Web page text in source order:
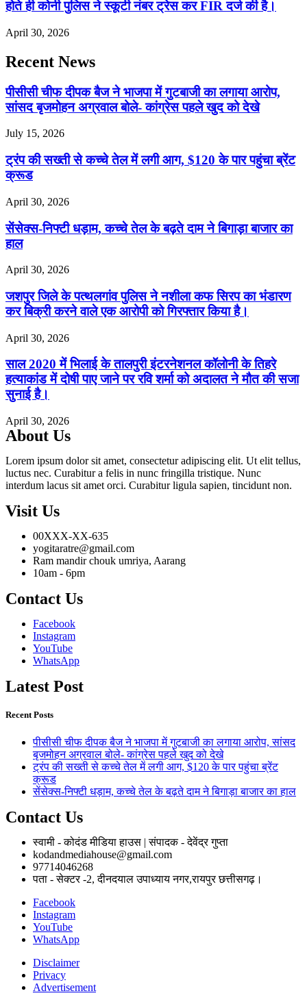
होते ही कोनी पुलिस ने स्कूटी नंबर ट्रेस कर FIR दर्ज की है।
April 30, 2026
Recent News
पीसीसी चीफ दीपक बैज ने भाजपा में गुटबाजी का लगाया आरोप,
सांसद बृजमोहन अग्रवाल बोले- कांग्रेस पहले खुद को देखे
July 15, 2026
ट्रंप की सख्ती से कच्चे तेल में लगी आग, $120 के पार पहुंचा ब्रेंट
क्रूड
April 30, 2026
सेंसेक्स-निफ्टी धड़ाम, कच्चे तेल के बढ़ते दाम ने बिगाड़ा बाजार का
हाल
April 30, 2026
जशपुर जिले के पत्थलगांव पुलिस ने नशीला कफ सिरप का भंडारण
कर बिक्री करने वाले एक आरोपी को गिरफ्तार किया है।
April 30, 2026
साल 2020 में भिलाई के तालपुरी इंटरनेशनल कॉलोनी के तिहरे
हत्याकांड में दोषी पाए जाने पर रवि शर्मा को अदालत ने मौत की सजा
सुनाई है।
April 30, 2026
About Us
Lorem ipsum dolor sit amet, consectetur adipiscing elit. Ut elit tellus,
luctus nec. Curabitur a felis in nunc fringilla tristique. Nunc
interdum lacus sit amet orci. Curabitur ligula sapien, tincidunt non.
Visit Us
00XXX-XX-635
yogitaratre@gmail.com
Ram mandir chouk umriya, Aarang
10am - 6pm
Contact Us
Facebook
Instagram
YouTube
WhatsApp
Latest Post
Recent Posts
पीसीसी चीफ दीपक बैज ने भाजपा में गुटबाजी का लगाया आरोप, सांसद
बृजमोहन अग्रवाल बोले- कांग्रेस पहले खुद को देखे
ट्रंप की सख्ती से कच्चे तेल में लगी आग, $120 के पार पहुंचा ब्रेंट
क्रूड
सेंसेक्स-निफ्टी धड़ाम, कच्चे तेल के बढ़ते दाम ने बिगाड़ा बाजार का हाल
Contact Us
स्वामी - कोदंड मीडिया हाउस | संपादक - देवेंद्र गुप्ता
kodandmediahouse@gmail.com
97714046268
पता - सेक्टर -2, दीनदयाल उपाध्याय नगर,रायपुर छत्तीसगढ़।
Facebook
Instagram
YouTube
WhatsApp
Disclaimer
Privacy
Advertisement